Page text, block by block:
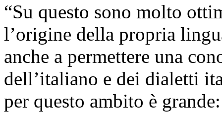
“Su questo sono molto
l’origine della propria
anche a permettere una
dell’italiano e dei dialetti
per questo ambito è